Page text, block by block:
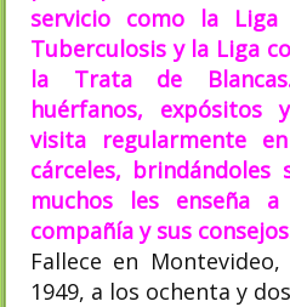
servicio como la
Tuberculosis y la Liga
la Trata de
huérfanos, expósitos
visita regularmente
cárceles, brindándoles
muchos les enseña
compañía y sus
Fallece en
1949, a los ochenta y